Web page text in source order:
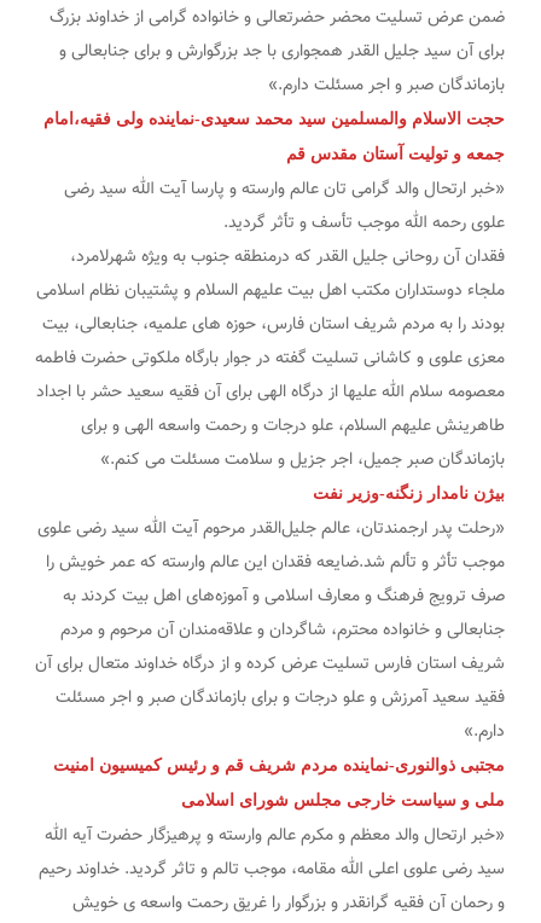
ضمن عرض تسلیت محضر حضرتعالی و خانواده گرامی از خداوند بزرگ
برای آن سید جلیل القدر همجواری با جد بزرگوارش و برای جنابعالی و
بازماندگان صبر و اجر مسئلت دارم.»
حجت الاسلام والمسلمین سید محمد سعیدی-نماینده ولی فقیه،امام
جمعه و تولیت آستان مقدس قم
«خبر ارتحال والد گرامی تان عالم وارسته و پارسا آیت الله سید رضی
علوی رحمه الله موجب تأسف و تأثر گردید.
فقدان آن روحانی جلیل القدر که درمنطقه جنوب به ویژه شهرلامرد،
ملجاء دوستداران مکتب اهل بیت علیهم السلام و پشتیبان نظام اسلامی
بودند را به مردم شریف استان فارس، حوزه های علمیه، جنابعالی، بیت
معزی علوی و کاشانی تسلیت گفته در جوار بارگاه ملکوتی حضرت فاطمه
معصومه سلام الله علیها از درگاه الهی برای آن فقیه سعید حشر با اجداد
طاهرینش علیهم السلام، علو درجات و رحمت واسعه الهی و برای
بازماندگان صبر جمیل، اجر جزیل و سلامت مسئلت می کنم.»
بیژن نامدار زنگنه-وزیر نفت
«رحلت پدر ارجمندتان، عالم جلیل‌القدر مرحوم آیت الله سید رضی علوی
موجب تأثر و تألم شد.ضایعه فقدان این عالم وارسته که عمر خویش را
صرف ترویج فرهنگ و معارف اسلامی و آموزه‌های اهل بیت کردند به
جنابعالی و خانواده محترم، شاگردان و علاقه‌مندان آن مرحوم و مردم
شریف استان فارس تسلیت عرض کرده و از درگاه خداوند متعال برای آن
فقید سعید آمرزش و علو درجات و برای بازماندگان صبر و اجر مسئلت
دارم.»
مجتبی ذوالنوری-نماینده مردم شریف قم و رئیس کمیسیون امنیت
ملی و سیاست خارجی مجلس شورای اسلامی
«خبر ارتحال والد معظم و مکرم عالم وارسته و پرهیزگار حضرت آیه الله
سید رضی علوی اعلی الله مقامه، موجب تالم و تاثر گردید. خداوند رحیم
و رحمان آن فقیه گرانقدر و بزرگوار را غریق رحمت واسعه ی خویش